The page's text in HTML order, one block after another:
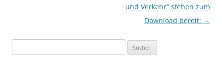
und Verkehr“ stehen zum
Download bereit: →
nach: